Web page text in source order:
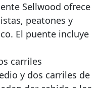
Sellwood ofrece
peatones y
El puente incluye
carriles
y dos carriles de